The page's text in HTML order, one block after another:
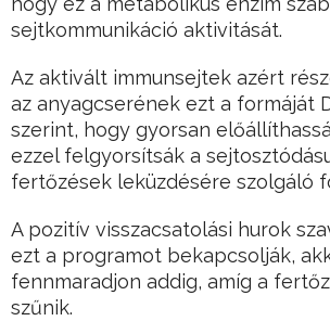
sejtkommunikáció aktivitását.
Az aktivált immunsejtek azért
az anyagcserének ezt a formáját
szerint, hogy gyorsan
ezzel felgyorsítsák a
fertőzések leküzdésére szolgáló
A pozitív visszacsatolási hurok
ezt a programot bekapcsolják,
fennmaradjon addig, amíg a
szűnik.